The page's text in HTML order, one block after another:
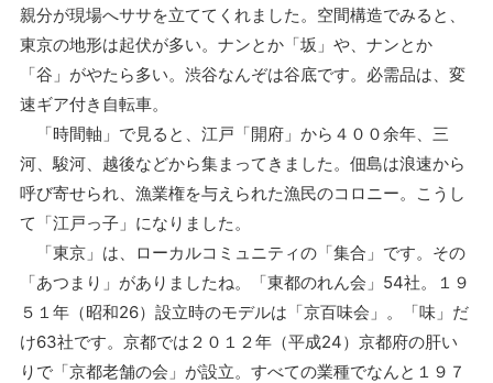
親分が現場へササを立ててくれました。空間構造でみると、
東京の地形は起伏が多い。ナンとか「坂」や、ナンとか
「谷」がやたら多い。渋谷なんぞは谷底です。必需品は、変
速ギア付き自転車。
「時間軸」で見ると、江戸「開府」から４００余年、三
河、駿河、越後などから集まってきました。佃島は浪速から
呼び寄せられ、漁業権を与えられた漁民のコロニー。こうし
て「江戸っ子」になりました。
「東京」は、ローカルコミュニティの「集合」です。その
「あつまり」がありましたね。「東都のれん会」54社。１９
５１年（昭和26）設立時のモデルは「京百味会」。「味」だ
け63社です。京都では２０１２年（平成24）京都府の肝い
りで「京都老舗の会」が設立。すべての業種でなんと１９７